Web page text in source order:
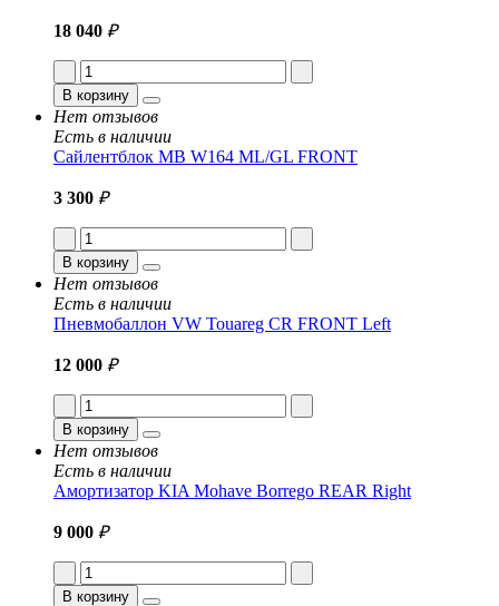
18 040 ₽
В корзину
Нет отзывов
Есть в наличии
Сайлентблок MB W164 ML/GL FRONT
3 300 ₽
В корзину
Нет отзывов
Есть в наличии
Пневмобаллон VW Touareg CR FRONT Left
12 000 ₽
В корзину
Нет отзывов
Есть в наличии
Амортизатор KIA Mohave Borrego REAR Right
9 000 ₽
В корзину